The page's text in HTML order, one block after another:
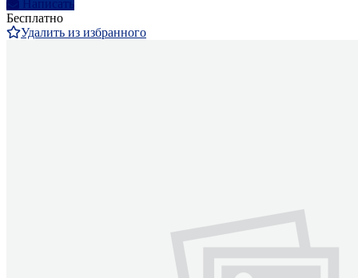
Написать
Бесплатно
Удалить из избранного